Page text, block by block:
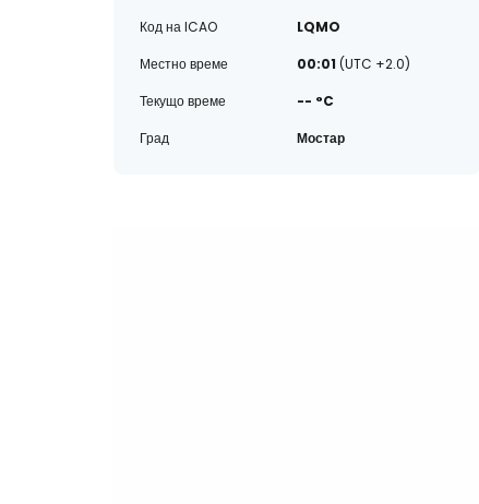
Код на ICAO
LQMO
Местно време
00:01 (UTC +2.0)
Текущо време
-- °C
Град
Мостар